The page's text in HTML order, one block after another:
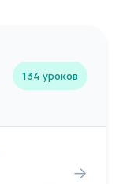
134 уроков
→